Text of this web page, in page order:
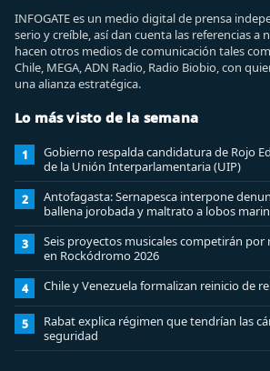
INFOGATE es un medio digital de prensa
serio y creíble, así dan cuenta las referencias a
hacen otros medios de comunicación tales
Chile, MEGA, ADN Radio, Radio Biobio, con
una alianza estratégica.
Lo más visto de la semana
1
Gobierno respalda candidatura de Rojo
de la Unión Interparlamentaria (UIP)
2
Antofagasta: Sernapesca interpone
ballena jorobada y maltrato a lobos
3
Seis proyectos musicales competirán por
en Rockódromo 2026
4 Chile y Venezuela formalizan reinicio de
5
Rabat explica régimen que tendrían las
seguridad